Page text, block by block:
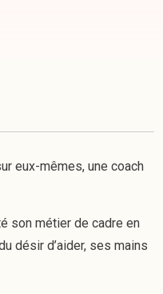
eux-mêmes, une coach
son métier de cadre en
désir d’aider, ses mains